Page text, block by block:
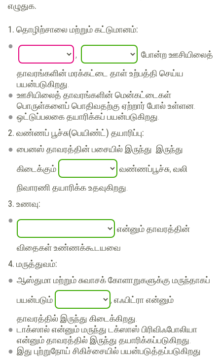
எழுதுக.
1. தொழிற்சாலை மற்றும் கட்டுமானம்:
,
போன்ற ஊசியிலைத்
தாவரங்களின் மரக்கட்டை தாள் உற்பத்தி செய்ய
பயன்படுகிறது.
ஊசியிலைத் தாவரங்களின் மென்கட்டைகள்
பொருள்களைப் பொதிவதற்கு ஏற்றார் போல் உள்ளன.
ஒட்டுப்பலகை தயாரிக்கப் பயன்படுகிறது.
2. வண்ணப் பூச்சு(பெயிண்ட்) தயாரிப்பு:
பைனஸ் தாவரத்தின் பசையில் இருந்து இருந்து
கிடைக்கும்
வண்ணப்பூச்சு, வலி
நிவாரணி தயாரிக்க உதவுகிறது.
3. உணவு:
என்னும் தாவரத்தின்
விதைகள் உண்ணக்கூடயவை
4. மருத்துவம்:
ஆஸ்துமா மற்றும் சுவாசக் கோளாறுகளுக்கு மருந்தாகப்
பயன்படும்
, எஃபிட்ரா என்னும்
தாவரத்தில் இருந்து கிடைக்கிறது.
டாக்ஸால் என்னும் மருந்து டக்ஸாஸ் பிரிவிஃபோலியா
என்னும் தாவரத்தில் இருந்து தயாரிக்கப்படுகிறது.
இது புற்றுநோய் சிகிச்சையில் பயன்படுத்தப்படுகிறது